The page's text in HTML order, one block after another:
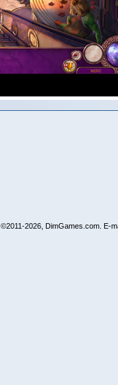
©2011-2026, DimGames.com. E-